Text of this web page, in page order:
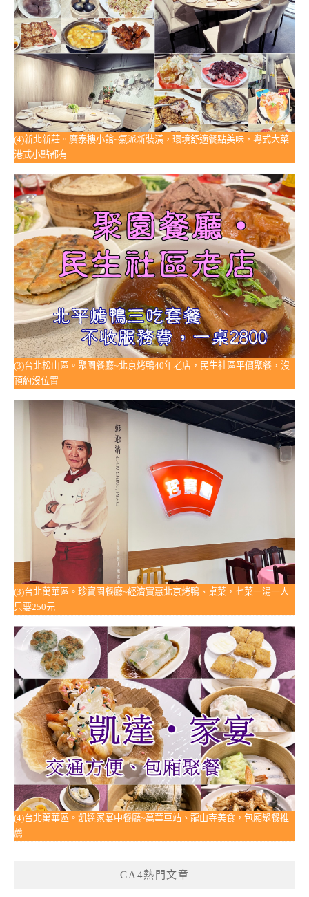
(4)新北新莊。廣泰樓小館~氣派新裝潢，環境舒適餐點美味，粵式大菜
港式小點都有
(3)台北松山區。聚園餐廳~北京烤鴨40年老店，民生社區平價聚餐，沒
預約沒位置
(3)台北萬華區。珍寶園餐廳~經濟實惠北京烤鴨、桌菜，七菜一湯一人
只要250元
(4)台北萬華區。凱達家宴中餐廳~萬華車站、龍山寺美食，包廂聚餐推
薦
GA4熱門文章